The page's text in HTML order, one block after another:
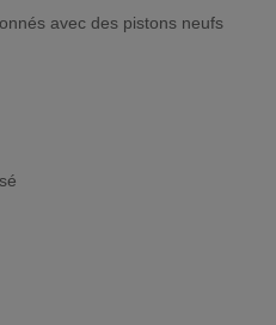
avec des pistons neufs